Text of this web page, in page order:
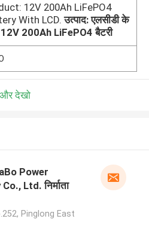
12V 200Ah LiFePO4
With LCD. उत्पाद: एलसीडी के
200Ah LiFePO4 बैटरी
और देखो
Power
Ltd. निर्माता
Pinglong East